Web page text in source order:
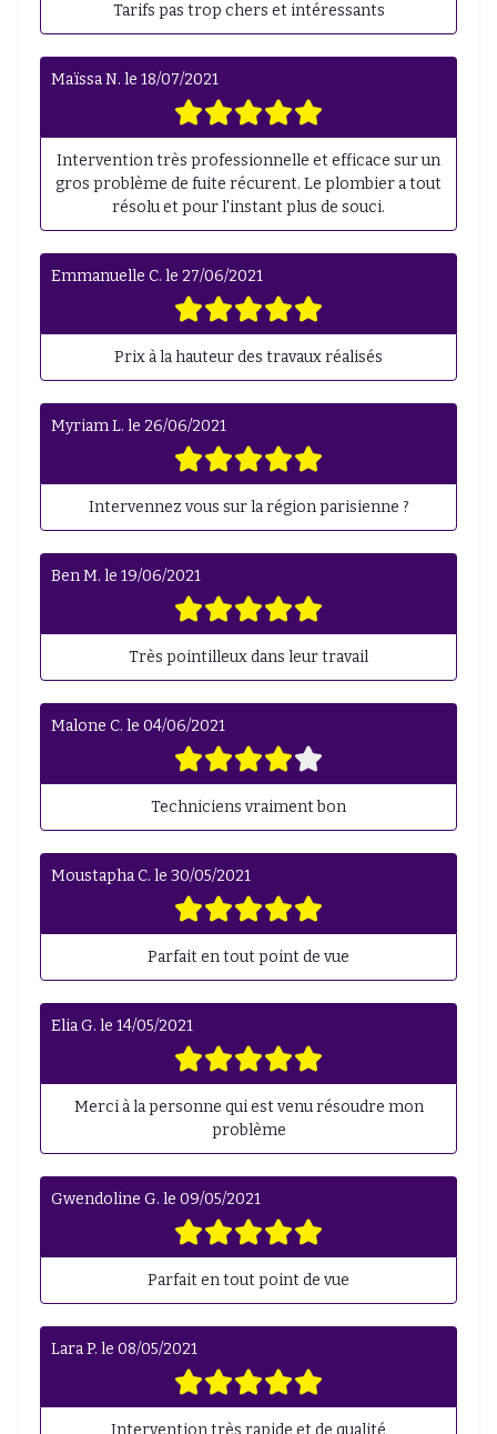
Tarifs pas trop chers et intéressants
Maïssa N. le 18/07/2021
Intervention très professionnelle et efficace sur un
gros problème de fuite récurent. Le plombier a tout
résolu et pour l'instant plus de souci.
Emmanuelle C. le 27/06/2021
Prix à la hauteur des travaux réalisés
Myriam L. le 26/06/2021
Intervennez vous sur la région parisienne ?
Ben M. le 19/06/2021
Très pointilleux dans leur travail
Malone C. le 04/06/2021
Techniciens vraiment bon
Moustapha C. le 30/05/2021
Parfait en tout point de vue
Elia G. le 14/05/2021
Merci à la personne qui est venu résoudre mon
problème
Gwendoline G. le 09/05/2021
Parfait en tout point de vue
Lara P. le 08/05/2021